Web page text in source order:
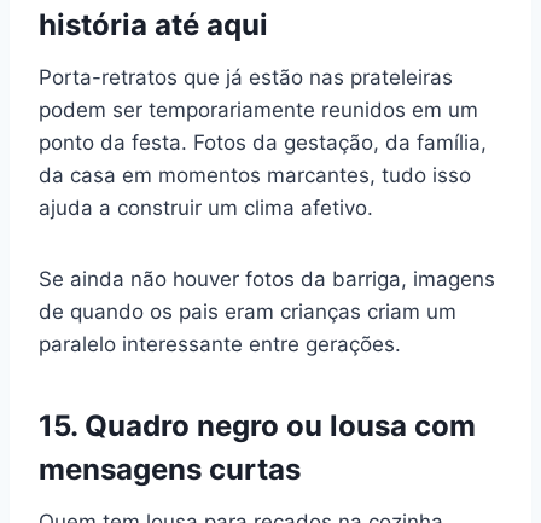
história até aqui
Porta-retratos que já estão nas prateleiras
podem ser temporariamente reunidos em um
ponto da festa. Fotos da gestação, da família,
da casa em momentos marcantes, tudo isso
ajuda a construir um clima afetivo.
Se ainda não houver fotos da barriga, imagens
de quando os pais eram crianças criam um
paralelo interessante entre gerações.
15. Quadro negro ou lousa com
mensagens curtas